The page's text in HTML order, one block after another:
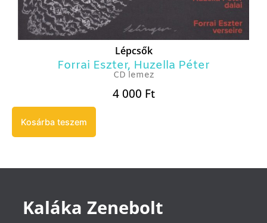
Lépcsők
Forrai Eszter, Huzella Péter
CD lemez
4 000 Ft
Kosárba teszem
Kaláka Zenebolt